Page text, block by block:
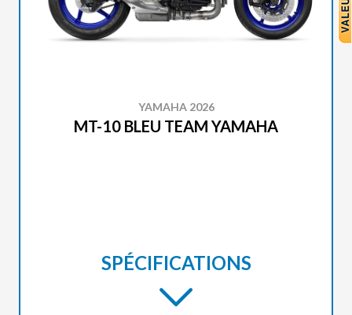
YAMAHA 2026
MT-10 BLEU TEAM YAMAHA
SPÉCIFICATIONS